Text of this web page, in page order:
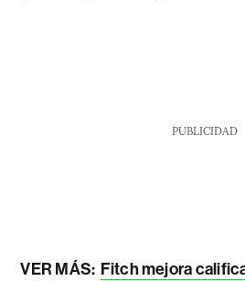
PUBLICIDAD
VER MÁS: Fitch mejora